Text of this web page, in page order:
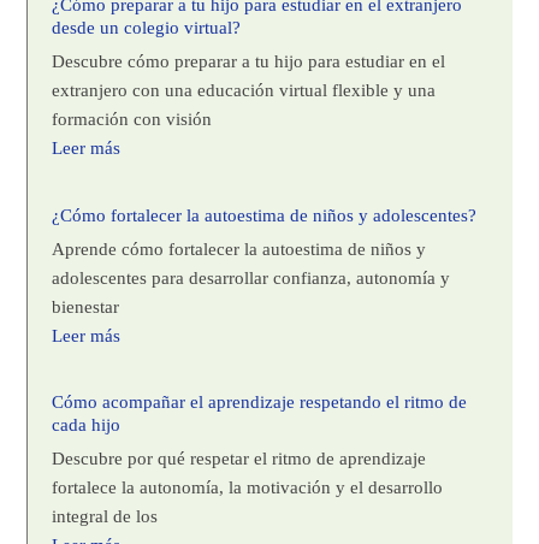
¿Cómo preparar a tu hijo para estudiar en el extranjero
desde un colegio virtual?
Descubre cómo preparar a tu hijo para estudiar en el
extranjero con una educación virtual flexible y una
formación con visión
Leer más
¿Cómo fortalecer la autoestima de niños y adolescentes?
Aprende cómo fortalecer la autoestima de niños y
adolescentes para desarrollar confianza, autonomía y
bienestar
Leer más
Cómo acompañar el aprendizaje respetando el ritmo de
cada hijo
Descubre por qué respetar el ritmo de aprendizaje
fortalece la autonomía, la motivación y el desarrollo
integral de los